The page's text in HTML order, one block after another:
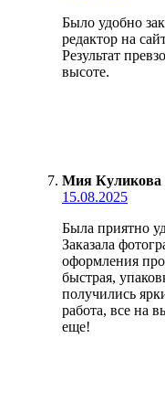
Было удобно
редактор на
Результат
высоте.
Мия Куликова
15.08.2025
Была приятно
Заказала
оформления
быстрая,
получились
работа, все на
еще!